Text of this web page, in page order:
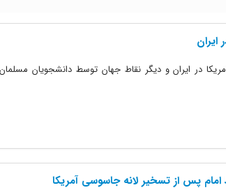
جاسوسان آمریکا در ایران و دیگر نقاط جهان توسط دانشجویان
پس از تسخیر لانه جاسوسی آمریکا